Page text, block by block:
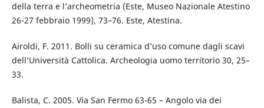
della terra e l’archeometria (Este, Museo Nazionale Atestino
26-27 febbraio 1999), 73–76. Este, Atestina.
Airoldi, F. 2011. Bolli su ceramica d’uso comune dagli scavi
dell’Università Cattolica. Archeologia uomo territorio 30, 25–
33.
Balista, C. 2005. Via San Fermo 63-65 – Angolo via dei